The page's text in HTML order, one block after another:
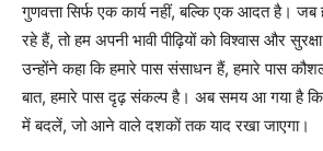
गुणवत्ता सिर्फ एक कार्य नहीं, बल्कि एक आदत है।
रहे हैं, तो हम अपनी भावी पीढ़ियों को विश्वास और
उन्होंने कहा कि हमारे पास संसाधन हैं, हमारे पास
बात, हमारे पास दृढ़ संकल्प है। अब समय आ गया है
में बदलें, जो आने वाले दशकों तक याद रखा जाएगा।